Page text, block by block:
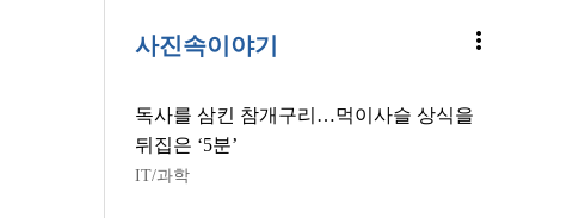
사진속이야기 more_vert
독사를 삼킨 참개구리…먹이사슬 상식을
뒤집은 ‘5분’
IT/과학